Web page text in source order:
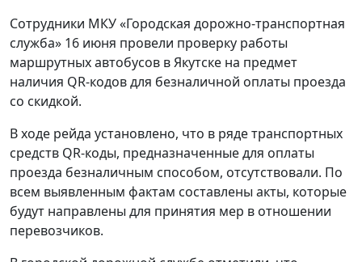
Сотрудники МКУ «Городская дорожно-транспортная
служба» 16 июня провели проверку работы
маршрутных автобусов в Якутске на предмет
наличия QR-кодов для безналичной оплаты проезда
со скидкой.
В ходе рейда установлено, что в ряде транспортных
средств QR-коды, предназначенные для оплаты
проезда безналичным способом, отсутствовали. По
всем выявленным фактам составлены акты, которые
будут направлены для принятия мер в отношении
перевозчиков.